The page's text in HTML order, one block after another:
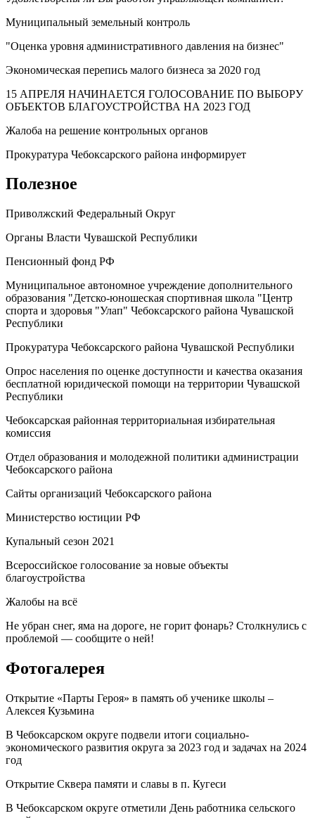
Муниципальный земельный контроль
"Оценка уровня административного давления на бизнес"
Экономическая перепись малого бизнеса за 2020 год
15 АПРЕЛЯ НАЧИНАЕТСЯ ГОЛОСОВАНИЕ ПО ВЫБОРУ
ОБЪЕКТОВ БЛАГОУСТРОЙСТВА НА 2023 ГОД
Жалоба на решение контрольных органов
Прокуратура Чебоксарского района информирует
Полезное
Приволжский Федеральный Округ
Органы Власти Чувашской Республики
Пенсионный фонд РФ
Муниципальное автономное учреждение дополнительного
образования "Детско-юношеская спортивная школа "Центр
спорта и здоровья "Улап" Чебоксарского района Чувашской
Республики
Прокуратура Чебоксарского района Чувашской Республики
Опрос населения по оценке доступности и качества оказания
бесплатной юридической помощи на территории Чувашской
Республики
Чебоксарская районная территориальная избирательная
комиссия
Отдел образования и молодежной политики администрации
Чебоксарского района
Сайты организаций Чебоксарского района
Министерство юстиции РФ
Купальный сезон 2021
Всероссийское голосование за новые объекты
благоустройства
Жалобы на всё
Не убран снег, яма на дороге, не горит фонарь? Столкнулись с
проблемой — сообщите о ней!
Фотогалерея
Открытие «Парты Героя» в память об ученике школы –
Алексея Кузьмина
В Чебоксарском округе подвели итоги социально-
экономического развития округа за 2023 год и задачах на 2024
год
Открытие Сквера памяти и славы в п. Кугеси
В Чебоксарском округе отметили День работника сельского